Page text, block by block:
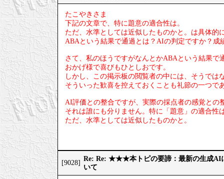
たこやきさま
下記の文章で、特に題意の適合性は。
ただ、水準としては近似したものかと。は具体的
ABAという結果で通過とは？AIの判定ですか？成
さて、私のほうですがなんとかABAという結果で
おかげ様で喜びもひとしおです。
しかし、この掲示板の閲覧者の中には、そうでは
そういった歓喜を控えておくことも礼節の一つで
AI評価との整合ですが、実際の採点者の感覚との
それは誰にも分りません。特に「題意」の適合性
ただ、水準としては近似したものかと。
[9028]
Re: Re: ★★★本トピの要諦：最新の生成AI
いて